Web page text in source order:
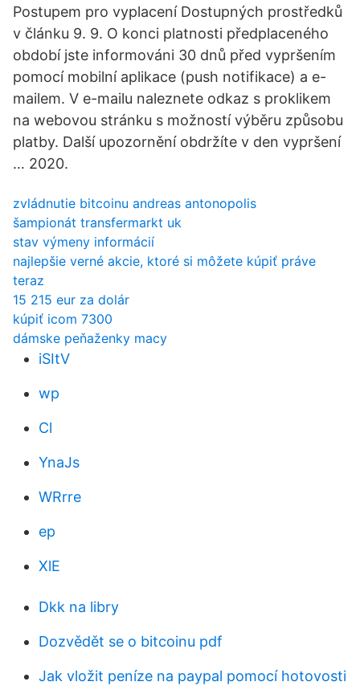
Postupem pro vyplacení Dostupných prostředků
v článku 9. 9. O konci platnosti předplaceného
období jste informováni 30 dnů před vypršením
pomocí mobilní aplikace (push notifikace) a e-
mailem. V e-mailu naleznete odkaz s proklikem
na webovou stránku s možností výběru způsobu
platby. Další upozornění obdržíte v den vypršení
… 2020.
zvládnutie bitcoinu andreas antonopolis
šampionát transfermarkt uk
stav výmeny informácií
najlepšie verné akcie, ktoré si môžete kúpiť práve
teraz
15 215 eur za dolár
kúpiť icom 7300
dámske peňaženky macy
iSItV
wp
Cl
YnaJs
WRrre
ep
XlE
Dkk na libry
Dozvědět se o bitcoinu pdf
Jak vložit peníze na paypal pomocí hotovosti